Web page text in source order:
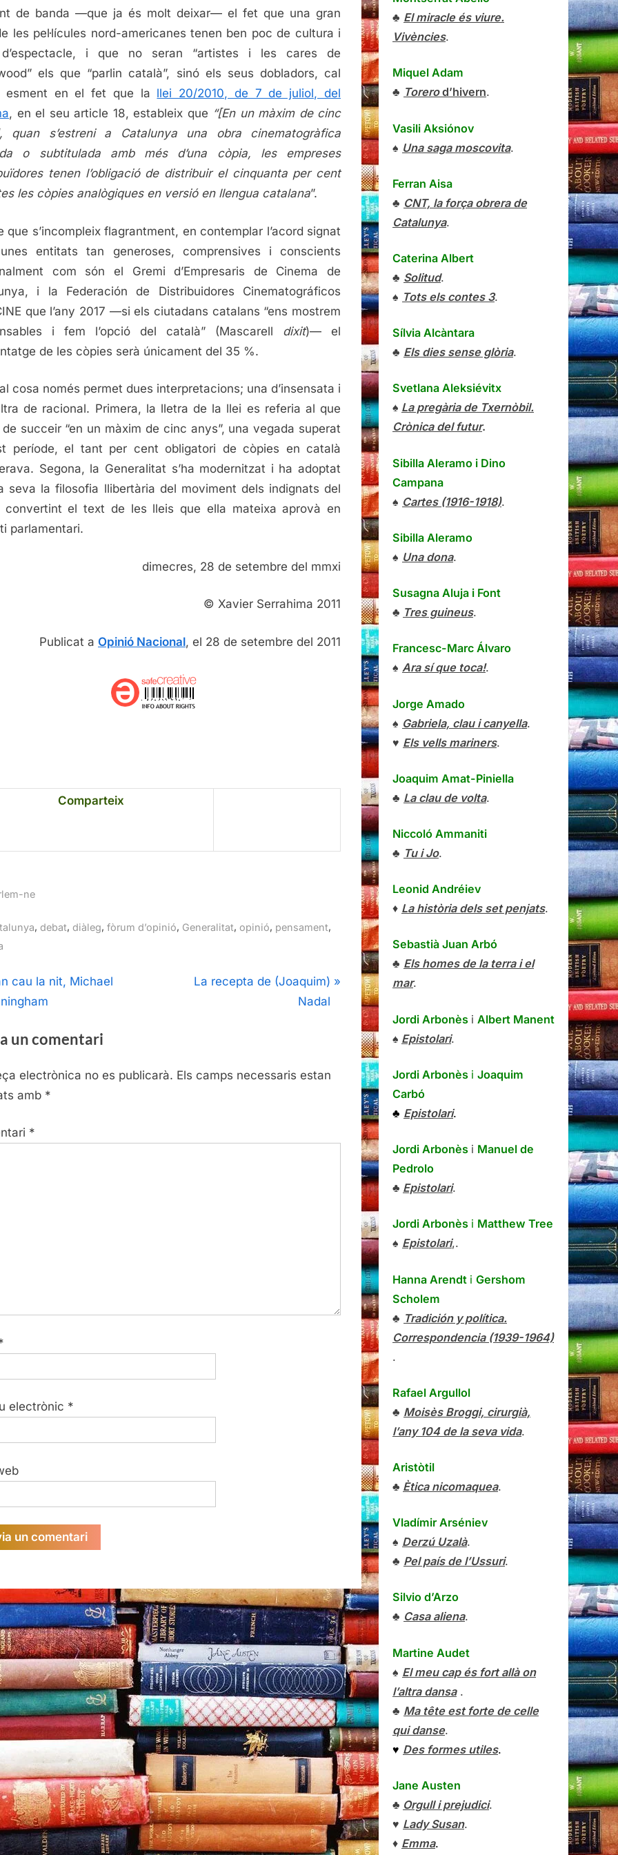
de banda —que ja és molt deixar— el fet que una gran
les pel·lícules nord-americanes tenen ben poc de cultura i
i que no seran “artistes i les cares de
els que “parlin català”, sinó els seus dobladors, cal
esment en el fet que la llei 20/2010, de 7 de juliol, del
, en el seu article 18, estableix que “[En un màxim de cinc
quan s’estreni a Catalunya una obra cinematogràfica
o subtitulada amb més d’una còpia, les empreses
tenen l’obligació de distribuir el cinquanta per cent
les còpies analògiques en versió en llengua catalana”.
que s’incompleix flagrantment, en contemplar l’acord signat
entitats tan generoses, comprensives i conscients
com són el Gremi d’Empresaris de Cinema de
i la Federación de Distribuidores Cinematográficos
que l’any 2017 —si els ciutadans catalans “ens mostrem
i fem l’opció del català” (Mascarell dixit)— el
de les còpies serà únicament del 35 %.
cosa només permet dues interpretacions; una d’insensata i
de racional. Primera, la lletra de la llei es referia al que
succeir “en un màxim de cinc anys”, una vegada superat
període, el tant per cent obligatori de còpies en català
Segona, la Generalitat s’ha modernitzat i ha adoptat
seva la filosofia llibertària del moviment dels indignats del
convertint el text de les lleis que ella mateixa aprovà en
parlamentari.
dimecres, 28 de setembre del mmxi
© Xavier Serrahima 2011
Publicat a Opinió Nacional, el 28 de setembre del 2011
Comparteix
ne
, debat, diàleg, fòrum d’opinió, Generalitat, opinió, pensament,
cau la nit, Michael
N
o
:
La recepta de (Joaquim)
Nadal
un comentari
electrònica no es publicarà. Els camps necessaris estan
amb *
*
electrònic *
♣ El miracle és viure.
Vivències.
Miquel Adam
♣ Torerod’hivern.
Vasili Aksiónov
♠ Una saga moscovita.
Ferran Aisa
♣ CNT, la força obrera de
Catalunya.
Caterina Albert
♣ Solitud.
♠ Tots els contes 3.
Sílvia Alcàntara
♣ Els dies sense glòria.
Svetlana Aleksiévitx
♠ La pregària de Txernòbil.
Crònica del futur.
Sibilla Aleramo i Dino
Campana
♠ Cartes (1916-1918).
Sibilla Aleramo
♠ Una dona.
Susagna Aluja i Font
♣ Tres guineus.
Francesc-Marc Álvaro
♠ Ara sí que toca!.
Jorge Amado
♠ Gabriela, clau i canyella.
♥ Els vells mariners.
Joaquim Amat-Piniella
♣ La clau de volta.
Niccoló Ammaniti
♣ Tu i Jo.
Leonid Andréiev
♦ La història dels set penjats.
Sebastià Juan Arbó
♣ Els homes de la terra i el
mar.
Jordi Arbonès i Albert Manent
♠ Epistolari.
Jordi Arbonès i Joaquim
Carbó
♣ Epistolari.
Jordi Arbonès i Manuel de
Pedrolo
♣ Epistolari.
Jordi Arbonès i Matthew Tree
♠ Epistolari,.
Hanna Arendt i Gershom
Scholem
♣ Tradición y política.
Correspondencia (1939-1964)
.
Rafael Argullol
♣ Moisès Broggi, cirurgià,
l’any 104 de la seva vida.
Aristòtil
♣ Ètica nicomaquea.
Vladímir Arséniev
♠ Derzú Uzalà.
♣ Pel país de l’Ussuri.
Silvio d’Arzo
♣ Casa aliena.
Martine Audet
♠ El meu cap és fort allà on
l’altra dansa.
♣ Ma tête est forte de celle
qui danse.
♥ Des formes utiles.
Jane Austen
♣ Orgull i prejudici.
♥ Lady Susan.
♦ Emma.